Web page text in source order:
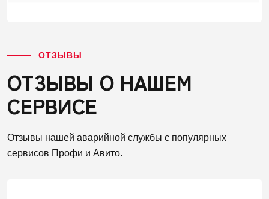
ОТЗЫВЫ
ОТЗЫВЫ О НАШЕМ
СЕРВИСЕ
Отзывы нашей аварийной службы с популярных
сервисов Профи и Авито.